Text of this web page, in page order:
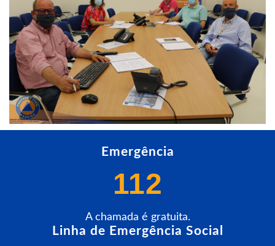
Emergência
112
A chamada é gratuita.
Linha de Emergência Social